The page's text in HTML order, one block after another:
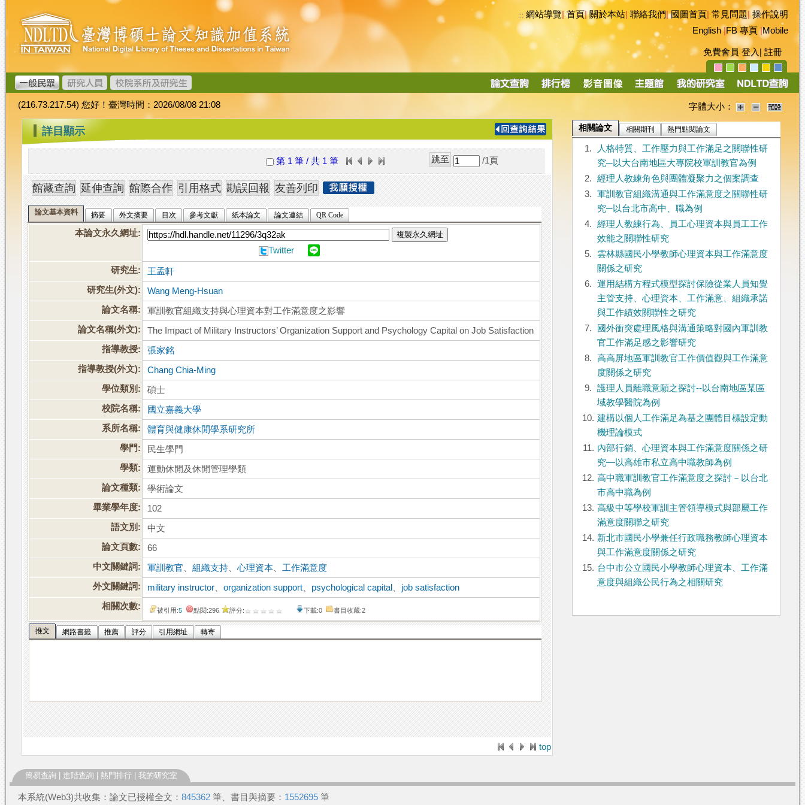
跳
到
主
要
內
容
臺
灣
博
碩
士
論
文
加
值
系
統
::: 網站導覽|首頁|關於本站 聯絡我們|國圖首頁 常見問題|操作說明
English|FB 專頁|Mobile
免費會員 登入 註冊
導
(216.73.217.54) 您好！臺灣時間：2026/08/08 21:08 字體大小：
::: 詳目顯示
第 1 筆 / 共 1 筆 /1 頁
論文基本資料 摘要 外文摘要 目次 參考文獻 紙本論文 論文連結 QR Code
本論文永久網址: 複製永久網址
Twitter
研究生:
王孟軒
研究生(外文):
Wang Meng-Hsuan
論文名稱:
軍訓教官組織支持與心理資本對工作滿意度之影響
論文名稱(外文):
The Impact of Military Instructors’ Organization Support and Psychology Capital on Job Satisfaction
指導教授:
張家銘
指導教授(外文):
Chang Chia-Ming
學位類別:
碩士
校院名稱:
國立嘉義大學
系所名稱:
體育與健康休閒學系研究所
學門:
民生學門
學類:
運動休閒及休閒管理學類
論文種類:
學術論文
畢業學年度:
102
語文別:
中文
論文頁數:
66
中文關鍵詞:
軍訓教官 、組織支持 、心理資本
工作滿意度
外文關鍵詞:
military instructor 、organization support psychological capital
job satisfaction
相關次數:
被引用:5 點閱:296 評分: 下載:0 書目收藏:2
推文 網路書籤 推薦 評分 引用網址 轉寄
top
相關論文 相關期刊 熱門點閱論文
1.
人格特質、工作壓力與工作滿足之關聯性研
究─以大台南地區大專院校軍訓教官為例
2.
經理人教練角色與團體凝聚力之個案調查
3.
軍訓教官組織溝通與工作滿意度之關聯性研
究─以台北市高中、職為例
4.
經理人教練行為、員工心理資本與員工工作
效能之關聯性研究
5.
雲林縣國民小學教師心理資本與工作滿意度
關係之研究
6.
運用結構方程式模型探討保險從業人員知覺
主管支持、心理資本、工作滿意、組織承諾
與工作績效關聯性之研究
7.
國外衝突處理風格與溝通策略對國內軍訓教
官工作滿足感之影響研究
8.
高高屏地區軍訓教官工作價值觀與工作滿意
度關係之研究
9.
護理人員離職意願之探討--以台南地區某區
域教學醫院為例
10. 建構以個人工作滿足為基之團體目標設定動
機理論模式
11. 內部行銷、心理資本與工作滿意度關係之研
究—以高雄市私立高中職教師為例
12. 高中職軍訓教官工作滿意度之探討－以台北
市高中職為例
13. 高級中等學校軍訓主管領導模式與部屬工作
滿意度關聯之研究
14. 新北市國民小學兼任行政職務教師心理資本
與工作滿意度關係之研究
15. 台中市公立國民小學教師心理資本、工作滿
意度與組織公民行為之相關研究
簡易查詢 進階查詢 熱門排行 我的研究室
本系統(Web3)共收集：論文已授權全文： 845362 筆、書目與摘要： 1552695 筆